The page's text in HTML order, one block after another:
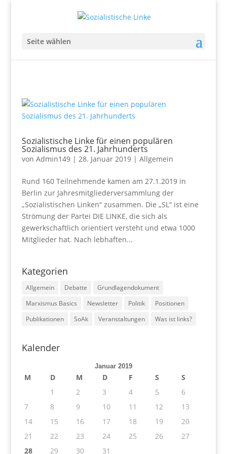
Seite wählen
Sozialistische Linke für einen populären
Sozialismus des 21. Jahrhunderts
von Admin149| 28. Januar 2019| Allgemein
Rund 160 Teilnehmende kamen am 27.1.2019 in
Berlin zur Jahresmitgliederversammlung der
„Sozialistischen Linken“ zusammen. Die „SL“ ist eine
Strömung der Partei DIE LINKE, die sich als
gewerkschaftlich orientiert versteht und etwa 1000
Mitglieder hat. Nach lebhaften...
Kategorien
Allgemein Debatte
Grundlagendokument
Marxismus Basics
Newsletter Politik
Positionen
Publikationen
SoAk Veranstaltungen Was ist links?
Kalender
Januar 2019
M D M D F S
S
1
2 3 4 5
6
7
8 9 10 11 12
13
14
15 16 17 18 19
20
21
22 23 24 25 26
27
28
29 30 31